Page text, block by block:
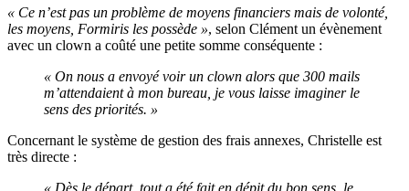
« Ce n’est pas un problème de moyens financiers mais de volonté,
les moyens, Formiris les possède », selon Clément un évènement
avec un clown a coûté une petite somme conséquente :
« On nous a envoyé voir un clown alors que 300 mails
m’attendaient à mon bureau, je vous laisse imaginer le
sens des priorités. »
Concernant le système de gestion des frais annexes, Christelle est
très directe :
« Dès le départ, tout a été fait en dépit du bon sens, le